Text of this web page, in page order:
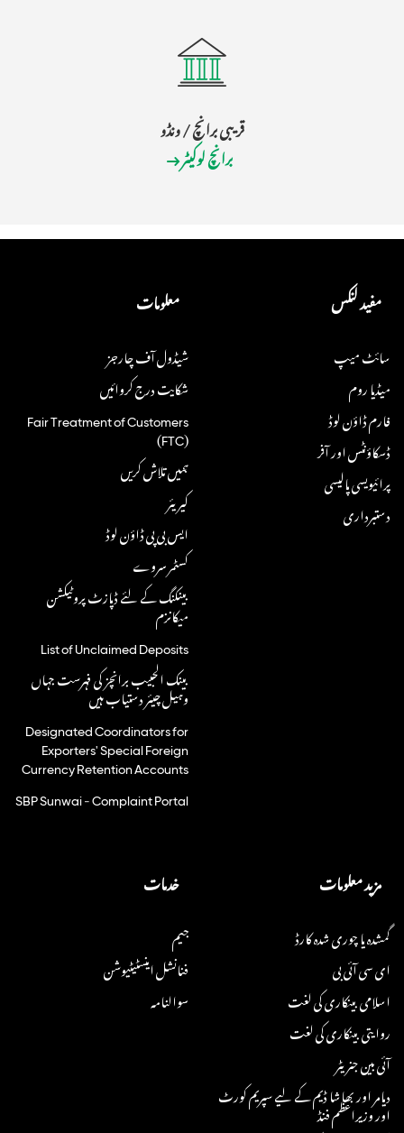
قریبی برانچ / ونڈو
برانچ لوکیٹر
مفید لنکس
سائٹ میپ
میڈیا روم
فارم ڈاؤن لوڈ
ڈسکاؤنٹس اور آفر
پرائیویسی پالیسی
دستبرداری
معلومات
شیڈول آف چارجز
شکایت درج کروائیں
Fair Treatment of Customers
(FTC)
ہمیں تلاش کریں
کیریئر
ایس بی پی ڈاؤن لوڈ
کسٹمر سروے
بینکنگ کے لئے ڈپازٹ پروٹیکشن
میکانزم
List of Unclaimed Deposits
بینک الحبیب برانچز کی فہرست جہاں
وہیل چیئر دستیاب ہیں
Designated Coordinators for
Exporters' Special Foreign
Currency Retention Accounts
SBP Sunwai - Complaint Portal
مزید معلومات
گمشدہ یا چوری شدہ کارڈ
ای سی آئی بی
اسلامی بینکاری کی لغت
روایتی بینکاری کی لغت
آئی بین جنریٹر
دیامر اور بھاشا ڈیم کے لیے سپریم کورٹ
اور وزیراعظم فنڈ
خدمات
جیم
فنانشل اینسٹیٹیوشن
سوالنامہ